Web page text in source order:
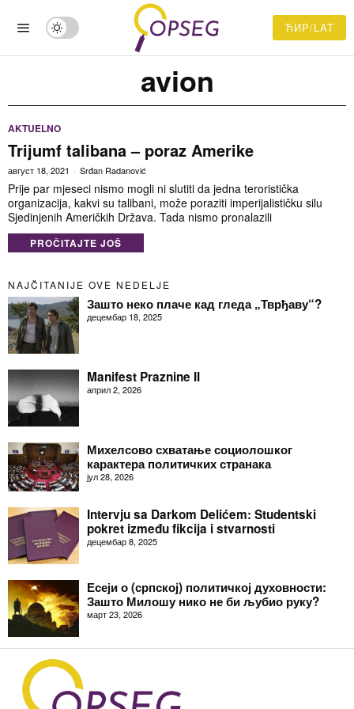
ЋИР/LAT
avion
AKTUELNO
Trijumf talibana – poraz Amerike
август 18, 2021 Srđan Radanović
Prije par mjeseci nismo mogli ni slutiti da jedna teroristička
organizacija, kakvi su talibani, može poraziti imperijalističku silu
Sjedinjenih Američkih Država. Tada nismo pronalazili
PROČITAJTE JOŠ
NAJČITANIJE OVE NEDELJE
Зашто неко плаче кад гледа „Тврђаву“?
децембар 18, 2025
Manifest Praznine II
април 2, 2026
Михелсово схватање социолошког
карактера политичких странака
јул 28, 2026
Intervju sa Darkom Delićem: Studentski
pokret između fikcija i stvarnosti
децембар 8, 2025
Есеји о (српској) политичкој духовности:
Зашто Милошу нико не би љубио руку?
март 23, 2026